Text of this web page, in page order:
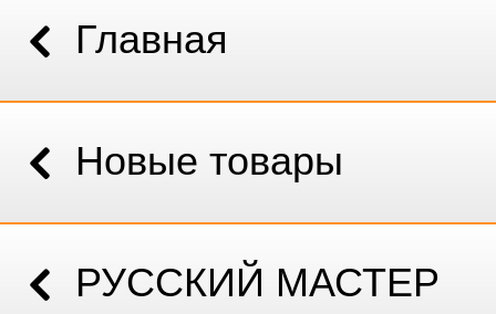
Главная
Новые товары
РУССКИЙ МАСТЕР